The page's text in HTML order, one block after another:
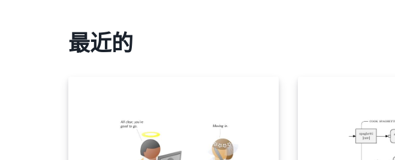
最近的